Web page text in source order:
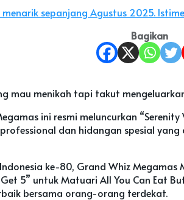
sepanjang Agustus 2025.
Bagikan
mau menikah tapi takut
ini resmi meluncurkan
dan hidangan spesial
ke-80, Grand Whiz
5” untuk Matuari All You Can Eat
bersama orang-orang terdekat.